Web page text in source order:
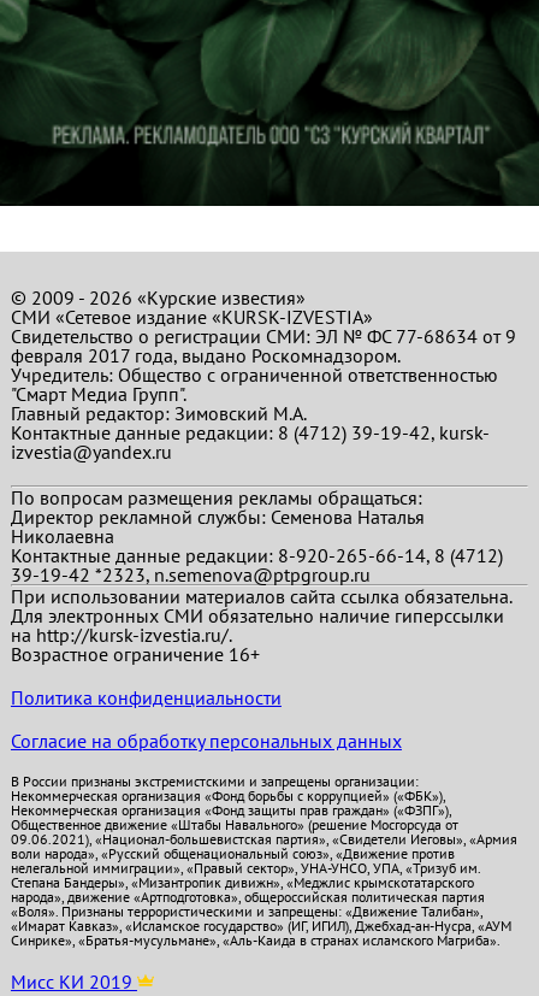
© 2009 - 2026 «Курские известия»
СМИ «Сетевое издание «KURSK-IZVESTIA»
Свидетельство о регистрации СМИ: ЭЛ № ФС 77-68634 от 9
февраля 2017 года, выдано Роскомнадзором.
Учредитель: Общество с ограниченной ответственностью
"Смарт Медиа Групп".
Главный редактор:Зимовский М.А.
Контактные данные редакции: 8 (4712) 39-19-42, kursk-
izvestia@yandex.ru
По вопросам размещения рекламы обращаться:
Директор рекламной службы: Семенова Наталья
Николаевна
Контактные данные редакции: 8-920-265-66-14, 8 (4712)
39-19-42 *2323, n.semenova@ptpgroup.ru
При использовании материалов сайта ссылка обязательна.
Для электронных СМИ обязательно наличие гиперссылки
на http://kursk-izvestia.ru/.
Возрастное ограничение 16+
Политика конфиденциальности
Согласие на обработку персональных данных
В России признаны экстремистскими и запрещены организации:
Некоммерческая организация «Фонд борьбы с коррупцией» («ФБК»),
Некоммерческая организация «Фонд защиты прав граждан» («ФЗПГ»),
Общественное движение «Штабы Навального» (решение Мосгорсуда от
09.06.2021), «Национал-большевистская партия», «Свидетели Иеговы», «Армия
воли народа», «Русский общенациональный союз», «Движение против
нелегальной иммиграции», «Правый сектор», УНА-УНСО, УПА, «Тризуб им.
Степана Бандеры», «Мизантропик дивижн», «Меджлис крымскотатарского
народа», движение «Артподготовка», общероссийская политическая партия
«Воля». Признаны террористическими и запрещены: «Движение Талибан»,
«Имарат Кавказ», «Исламское государство» (ИГ, ИГИЛ), Джебхад-ан-Нусра, «АУМ
Синрике», «Братья-мусульмане», «Аль-Каида в странах исламского Магриба».
Мисс КИ 2019